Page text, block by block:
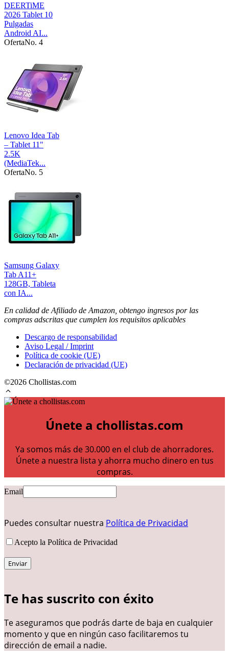
DEERTiME
2026 Tablet 10
Pulgadas
Android AI...
OfertaNo. 4
Lenovo Idea Tab
– Tablet 11"
2.5K
(MediaTek...
OfertaNo. 5
Samsung Galaxy
Tab A11+
128GB, Tableta
con IA...
En calidad de Afiliado de Amazon, obtengo ingresos por las
compras adscritas que cumplen los requisitos aplicables
Descargo de responsabilidad
Aviso Legal / Imprint
Política de cookie (UE)
Declaración de privacidad (UE)
©2026 Chollistas.com
Únete a chollistas.com
Ya somos más de 30.000 en el club de ahorradores.
Únete a nuestra lista y ahorra mucho dinero en tus
compras.
Email
Puedes consultar nuestra Política de Privacidad
Acepto la Política de Privacidad
Te has suscrito con éxito
Te aseguramos que podrás darte de baja en cualquier
momento y que en ningún caso facilitaremos tu
dirección de email a nadie.